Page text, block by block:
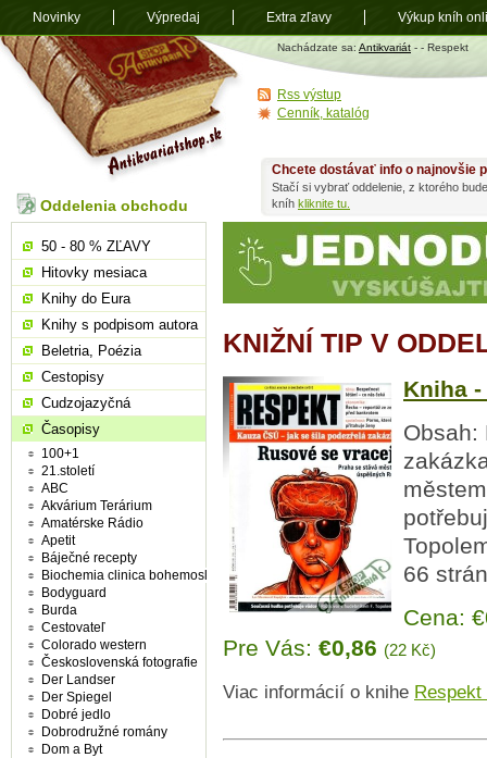
Antikvariát
shop.sk
Nachádzate sa: Antikvariát - - Respekt
KNIŽNÍ TIP V
Kniha -
Obsah:
66 strán
Cena:
Pre Vás: €0,86 (22 Kč)
Viac informácií o knihe Respekt
Chcete dostávať info o najnovšie
Stačí si vybrať oddelenie, z ktorého
kníh kliknite tu.
Oddelenia obchodu
50 - 80 % ZĽAVY
Hitovky mesiaca
Knihy do Eura
Knihy s podpisom autora
Beletria, Poézia
Cestopisy
Cudzojazyčná
Časopisy
100+1
21.století
ABC
Akvárium Terárium
Amatérske Rádio
Apetit
Báječné recepty
Biochemia clinica bohemoslovaca
Bodyguard
Burda
Cestovateľ
Colorado western
Československá fotografie
Der Landser
Der Spiegel
Dobré jedlo
Dobrodružné romány
Dom a Byt
Rss výstup
Cenník, katalóg
Novinky Výpredaj Extra zľavy Výkup kníh